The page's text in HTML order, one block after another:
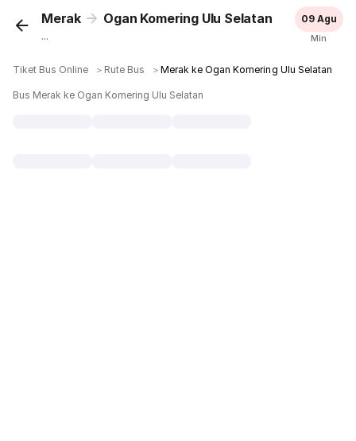
Merak Ogan Komering Ulu Selatan
...
09 Agu
Min
Tiket Bus Online ＞ Rute Bus ＞Merak ke Ogan Komering Ulu Selatan
Bus Merak ke Ogan Komering Ulu Selatan